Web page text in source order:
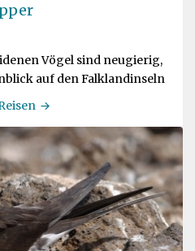
Vögel sind neugierig,
auf den Falklandinseln